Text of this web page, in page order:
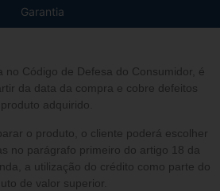
Garantia
no Código de Defesa do Consumidor, é
da data da compra e cobre defeitos
adquirido.
o produto, o cliente poderá escolher
no parágrafo primeiro do artigo 18 da
a utilização do crédito como parte do
de valor superior.